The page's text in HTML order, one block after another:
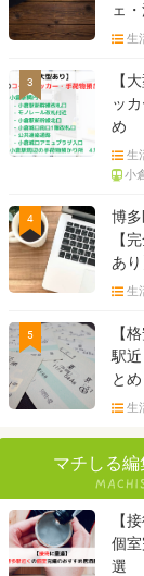
ェ
生
3
【
ッ
め
生
小
4
博
【
あり
生
5
【
駅
とめ
生
マチしる
【
個
選